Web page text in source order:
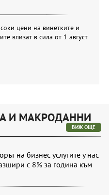
цени на винетките и
влизат в сила от 1 август
И МАКРОДАННИ
ВИЖ ОЩЕ
на бизнес услугите у нас
с 8% за година към